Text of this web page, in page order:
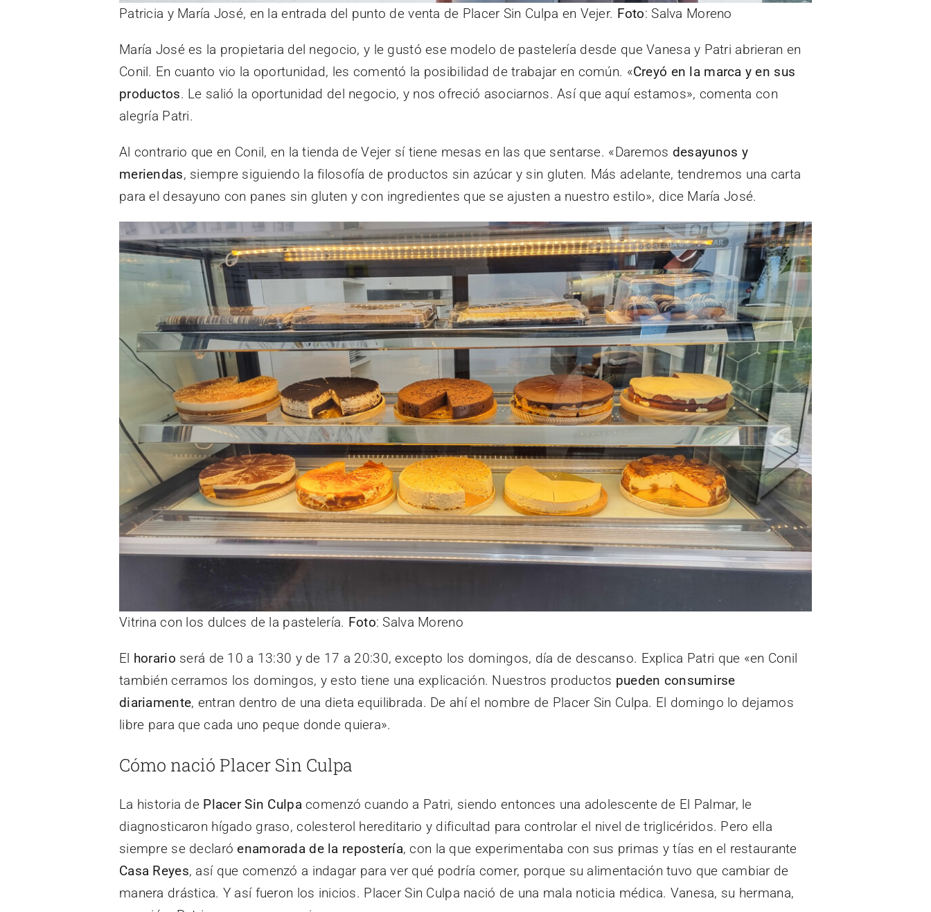
Patricia y María José, en la entrada del punto de venta de Placer Sin Culpa en Vejer. Foto: Salva Moreno
María José es la propietaria del negocio, y le gustó ese modelo de pastelería desde que Vanesa y Patri abrieran en
Conil. En cuanto vio la oportunidad, les comentó la posibilidad de trabajar en común. «Creyó en la marca y en sus
productos. Le salió la oportunidad del negocio, y nos ofreció asociarnos. Así que aquí estamos», comenta con
alegría Patri.
Al contrario que en Conil, en la tienda de Vejer sí tiene mesas en las que sentarse. «Daremos desayunos y
meriendas, siempre siguiendo la filosofía de productos sin azúcar y sin gluten. Más adelante, tendremos una carta
para el desayuno con panes sin gluten y con ingredientes que se ajusten a nuestro estilo», dice María José.
Vitrina con los dulces de la pastelería. Foto: Salva Moreno
El horario será de 10 a 13:30 y de 17 a 20:30, excepto los domingos, día de descanso. Explica Patri que «en Conil
también cerramos los domingos, y esto tiene una explicación. Nuestros productos pueden consumirse
diariamente, entran dentro de una dieta equilibrada. De ahí el nombre de Placer Sin Culpa. El domingo lo dejamos
libre para que cada uno peque donde quiera».
Cómo nació Placer Sin Culpa
La historia de Placer Sin Culpacomenzó cuando a Patri, siendo entonces una adolescente de El Palmar, le
diagnosticaron hígado graso, colesterol hereditario y dificultad para controlar el nivel de triglicéridos. Pero ella
siempre se declaróenamorada de la repostería, con la que experimentaba con sus primas y tías en el restaurante
Casa Reyes, así que comenzó a indagar para ver qué podría comer, porque su alimentación tuvo que cambiar de
manera drástica. Y así fueron los inicios. Placer Sin Culpa nació de una mala noticia médica. Vanesa, su hermana,